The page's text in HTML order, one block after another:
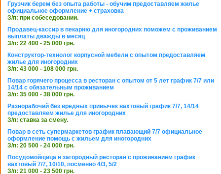
Грузчик берем без опыта работы - обучим предоставляем жилье
официальное оформление + страховка
З/п: при собеседовании.
Продавец-кассир в пекарню для иногородних поможем с проживанием
выплаты дважды в месяц
З/п: 22 400 - 25 000 грн.
Конструктор-технолог корпусной мебели с опытом предоставляем
жилье для иногородних
З/п: 43 000 - 108 000 грн.
Повар горячего процесса в ресторан с опытом от 5 лет график 7/7 или
14/14 с обязательным проживанием
З/п: 35 000 - 38 000 грн.
Разнорабочий без вредных привычек вахтовый график 7/7, 14/14
предоставляем жилье для иногородних
З/п: ставка за смену.
Повар в сеть супермаркетов график плавающий 7/7 официальное
оформление помощь с жильем для иногородних
З/п: 20 500 - 24 000 грн.
Посудомойщица в загородный ресторан с проживанием график
вахтовый 7/7, 10/10, посменно 4/3, 5/2
З/п: 21 000 - 23 500 грн.